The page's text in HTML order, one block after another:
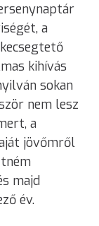
a
kihívás
sokan
nem lesz
a
jövőmről
majd
év.